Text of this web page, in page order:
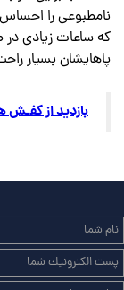
نامطبوعی را
که ساعات زیادی
پاهایشان بسیار
بازدید از